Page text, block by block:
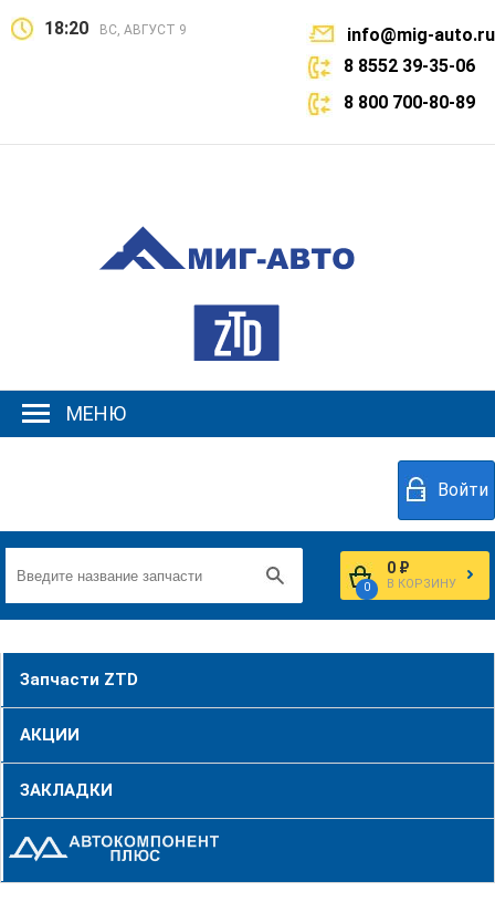
18:20 ВС, АВГУСТ 9
info@mig-auto.ru
8 8552 39-35-06
8 800 700-80-89
МЕНЮ
Войти
0
0 ₽
В КОРЗИНУ
Запчасти ZTD
АКЦИИ
ЗАКЛАДКИ